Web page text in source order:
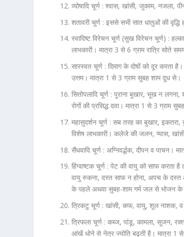
व्योषादि चूर्ण : श्वास, खांसी, जुकाम, नजला,
शतावरी चूर्ण :इससे सभी सात धातुओं की वृद्धि
स्वादिष्ट विरेचन चूर्ण (सुख विरेचन चूर्ण) :
लाभकारी। मात्रा 3 से 6 ग्राम रात्रि सोते
सारस्वत चूर्ण : दिमाग के दोषों को दूर करता है।
उत्तम। मात्रा 1 से 3 ग्राम सुबह शाम दूध से।
सितोपलादि चूर्ण :पुराना बुखार, भूख न लगना,
रोगों की प्रसिद्ध दवा। मात्रा 1 से 3 ग्राम
महासुदर्शन चूर्ण : सब तरह का बुखार, इकतरा,
विशेष लाभकारी। कलेजे की जलन, प्यास,
सैंधवादि चूर्ण : अग्निवर्द्धक, दीपन व पाचन।
हिंग्वाष्टक चूर्ण : पेट की वायु को साफ करता है
वायु रुकना, दस्त साफ न होना, अपच के दस्त
के पहले अथवा सुबह-शाम गर्म जल से भोजन के
त्रिकटु चूर्ण : खांसी, कफ, वायु, शूल नाशक, व
त्रिफला चूर्ण :कब्ज, पांडू, कामला, सूजन, रक्त
आंखें धोने से नेत्र ज्योति बढ़ती है। मात्रा 1